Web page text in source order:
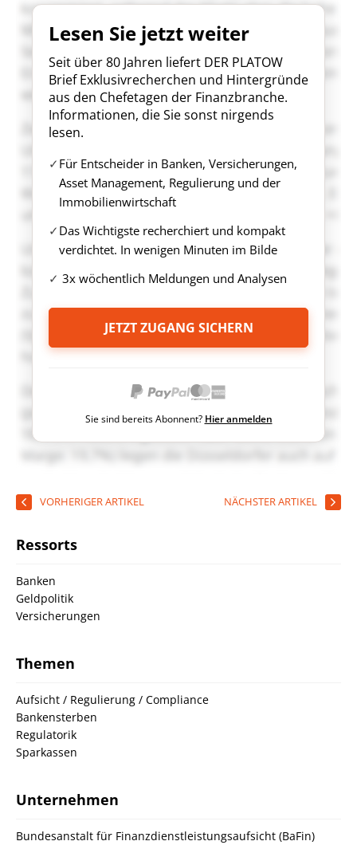
Lesen Sie jetzt weiter
Seit über 80 Jahren liefert DER PLATOW
Brief Exklusivrecherchen und Hintergründe
aus den Chefetagen der Finanzbranche.
Informationen, die Sie sonst nirgends
lesen.
Für Entscheider in Banken, Versicherungen,
Asset Management, Regulierung und der
Immobilienwirtschaft
Das Wichtigste recherchiert und kompakt
verdichtet. In wenigen Minuten im Bilde
3x wöchentlich Meldungen und Analysen
JETZT ZUGANG SICHERN
Sie sind bereits Abonnent? Hier anmelden
VORHERIGER ARTIKEL NÄCHSTER ARTIKEL
Ressorts
Banken
Geldpolitik
Versicherungen
Themen
Aufsicht / Regulierung / Compliance
Bankensterben
Regulatorik
Sparkassen
Unternehmen
Bundesanstalt für Finanzdienstleistungsaufsicht (BaFin)